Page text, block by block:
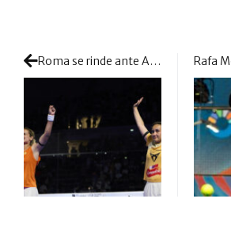
Roma se rinde ante Ari y Andrea: una semifinal eterna que ya es récord en Premier Padel